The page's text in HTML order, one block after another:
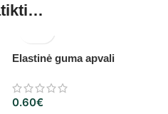
Elastinė guma apvali
0.60€